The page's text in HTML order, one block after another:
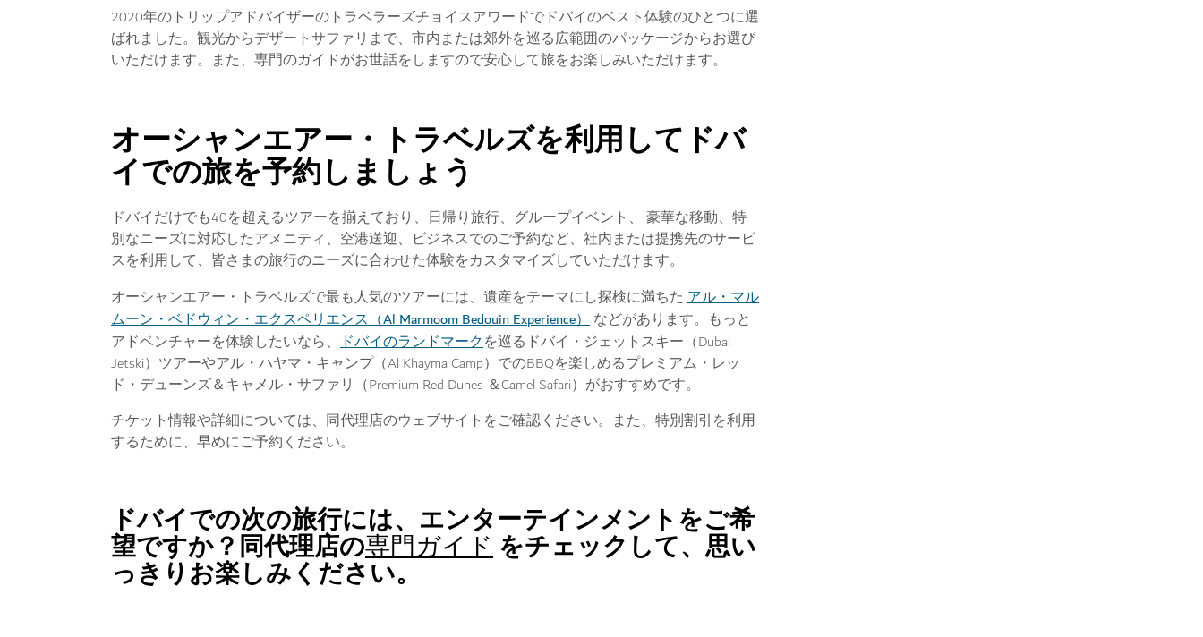
2020年のトリップアドバイザーのトラベラーズチョイスアワードでドバイのベスト体験のひとつに選
ばれました。観光からデザートサファリまで、市内または郊外を巡る広範囲のパッケージからお選び
いただけます。また、専門のガイドがお世話をしますので安心して旅をお楽しみいただけます。
オーシャンエアー・トラベルズを利用してドバ
イでの旅を予約しましょう
ドバイだけでも40を超えるツアーを揃えており、日帰り旅行、グループイベント、 豪華な移動、特
別なニーズに対応したアメニティ、空港送迎、ビジネスでのご予約など、社内または提携先のサービ
スを利用して、皆さまの旅行のニーズに合わせた体験をカスタマイズしていただけます。
オーシャンエアー・トラベルズで最も人気のツアーには、遺産をテーマにし探検に満ちた アル・マル
ムーン・ベドウィン・エクスペリエンス（Al Marmoom Bedouin Experience） などがあります。もっと
アドベンチャーを体験したいなら、 ドバイのランドマークを巡るドバイ・ジェットスキー（Dubai
Jetski）ツアーやアル・ハヤマ・キャンプ（Al Khayma Camp）でのBBQを楽しめるプレミアム・レッ
ド・デューンズ＆キャメル・サファリ（Premium Red Dunes ＆Camel Safari）がおすすめです。
チケット情報や詳細については、同代理店のウェブサイトをご確認ください。また、特別割引を利用
するために、早めにご予約ください。
ドバイでの次の旅行には、エンターテインメントをご希
望ですか？同代理店の専門ガイドをチェックして、思い
っきりお楽しみください。